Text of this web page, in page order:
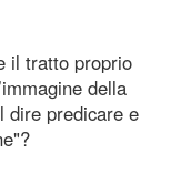
il tratto proprio
della
dire predicare e